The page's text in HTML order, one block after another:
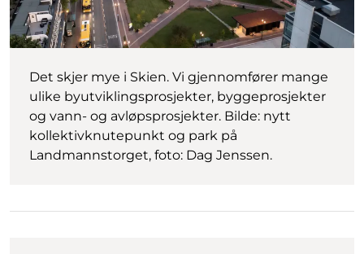
Det skjer mye i Skien. Vi gjennomfører mange
ulike byutviklingsprosjekter, byggeprosjekter
og vann- og avløpsprosjekter. Bilde: nytt
kollektivknutepunkt og park på
Landmannstorget, foto: Dag Jenssen.